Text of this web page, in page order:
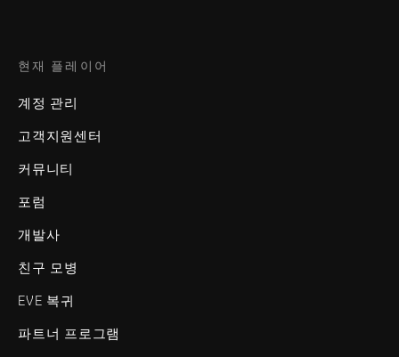
현재 플레이어
계정 관리
고객지원센터
커뮤니티
포럼
개발사
친구 모병
EVE 복귀
파트너 프로그램